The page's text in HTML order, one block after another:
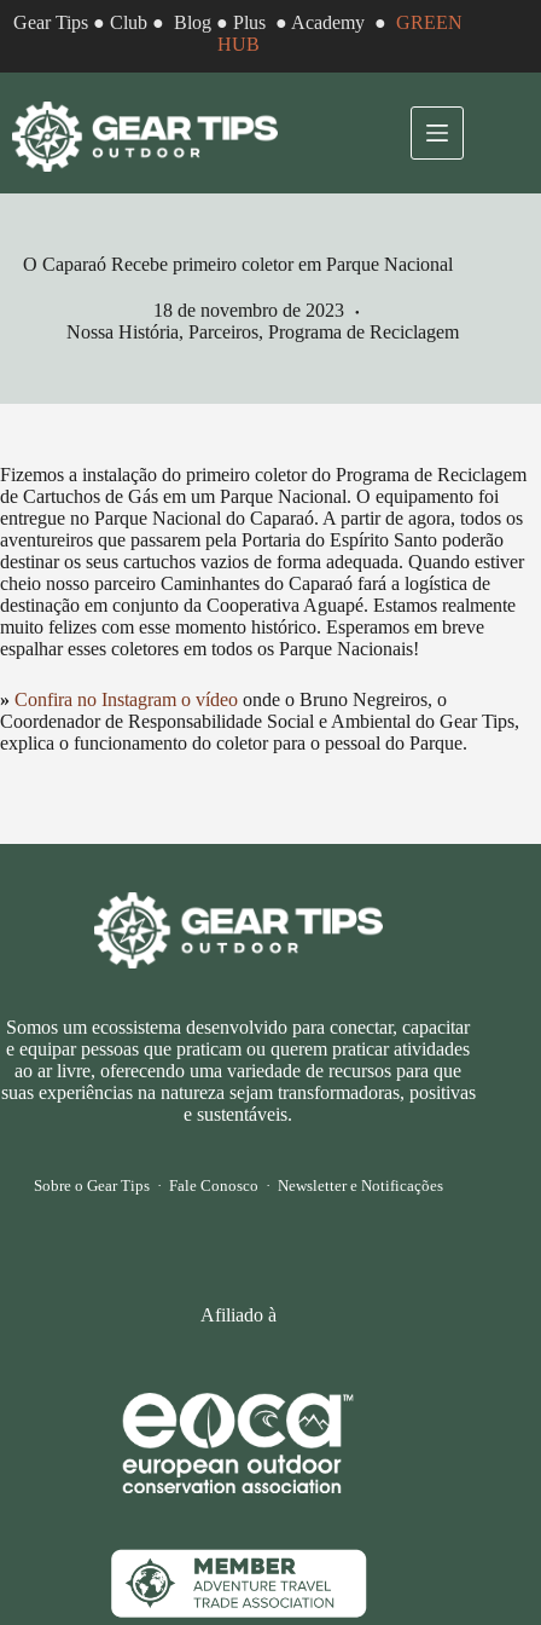
para
conteúdo
Gear Tips ●Club ●Blog ●Plus ● Academy ●GREEN
HUB
O Caparaó Recebe primeiro coletor em Parque Nacional
18 de novembro de 2023
Nossa História, Parceiros, Programa de Reciclagem
Fizemos a instalação do primeiro coletor do Programa de Reciclagem
de Cartuchos de Gás em um Parque Nacional. O equipamento foi
entregue no Parque Nacional do Caparaó. A partir de agora, todos os
aventureiros que passarem pela Portaria do Espírito Santo poderão
destinar os seus cartuchos vazios de forma adequada. Quando estiver
cheio nosso parceiro Caminhantes do Caparaó fará a logística de
destinação em conjunto da Cooperativa Aguapé. Estamos realmente
muito felizes com esse momento histórico. Esperamos em breve
espalhar esses coletores em todos os Parque Nacionais!
» Confira no Instagram o vídeo onde o Bruno Negreiros, o
Coordenador de Responsabilidade Social e Ambiental do Gear Tips,
explica o funcionamento do coletor para o pessoal do Parque.
Somos um ecossistema desenvolvido para conectar, capacitar
e equipar pessoas que praticam ou querem praticar atividades
ao ar livre, oferecendo uma variedade de recursos para que
suas experiências na natureza sejam transformadoras, positivas
e sustentáveis.
Sobre o Gear Tips· Fale Conosco · Newsletter e Notificações
Afiliado à